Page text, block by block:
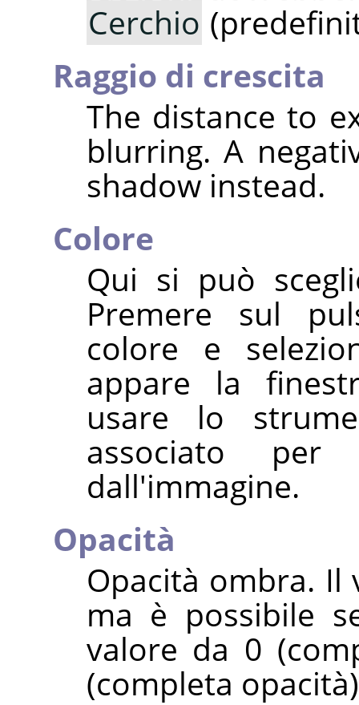
Cerchio
Raggio di crescita
The distance to
blurring. A
shadow instead.
Colore
Qui si può
Premere sul
colore e
appare la
usare lo
associato
dall'immagine.
Opacità
Opacità ombra. Il
ma è possibile
valore da 0
(completa